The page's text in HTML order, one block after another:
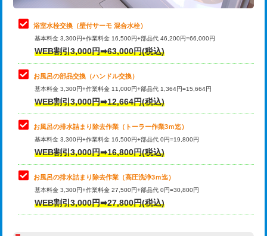
止水・漏水調査・防水処理・清掃・修
理・調整・分解・加工など（中作業）
22,000円
止水・漏水調査・防水処理・清掃・修
理・調整・分解・加工など（重作業）
33,000円
トイレタンク脱着
トイレ便器脱着
タンクレストイレ脱着 33,000円
小便器トイレ脱着
その他部品の脱着 8,800円～
交換・取付（タンク）
浴室水栓交換（壁付サーモ 混合水栓）
基本料金 3,300円+作業料金 16,500円+部品代 46,200円=66,000円
WEB割引3,000円➡63,000円(税込)
お風呂の部品交換（ハンドル交換）
基本料金 3,300円+作業料金 11,000円+部品代 1,364円=15,664円
WEB割引3,000円➡12,664円(税込)
お風呂の排水詰まり除去作業（トーラー作業3ｍ迄）
基本料金 3,300円+作業料金 16,500円+部品代 0円=19,800円
WEB割引3,000円➡16,800円(税込)
お風呂の排水詰まり除去作業（高圧洗浄3ｍ迄）
基本料金 3,300円+作業料金 27,500円+部品代 0円=30,800円
WEB割引3,000円➡27,800円(税込)